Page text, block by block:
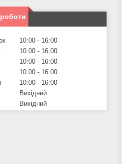
10:00
16:00
10:00
16:00
10:00
16:00
10:00
16:00
10:00
16:00
Вихідний
Вихідний